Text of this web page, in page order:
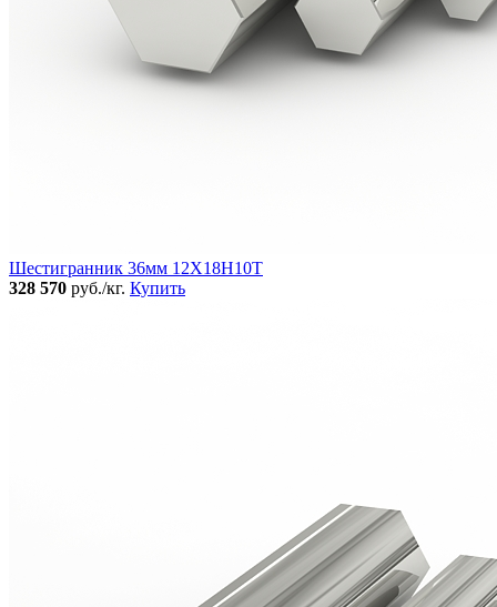
Шестигранник 36мм 12Х18Н10Т
328 570 руб./кг. Купить